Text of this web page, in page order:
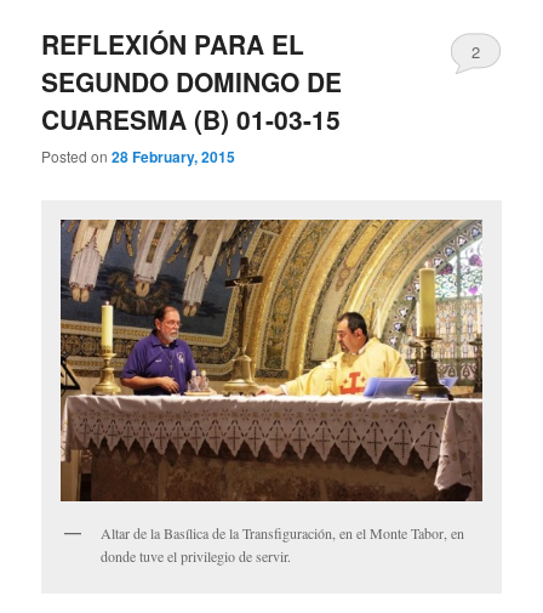
REFLEXIÓN PARA EL
SEGUNDO DOMINGO DE
CUARESMA (B) 01-03-15
Posted on28 February, 2015
2
Altar de la Basílica de la Transfiguración, en el Monte Tabor, en
donde tuve el privilegio de servir.